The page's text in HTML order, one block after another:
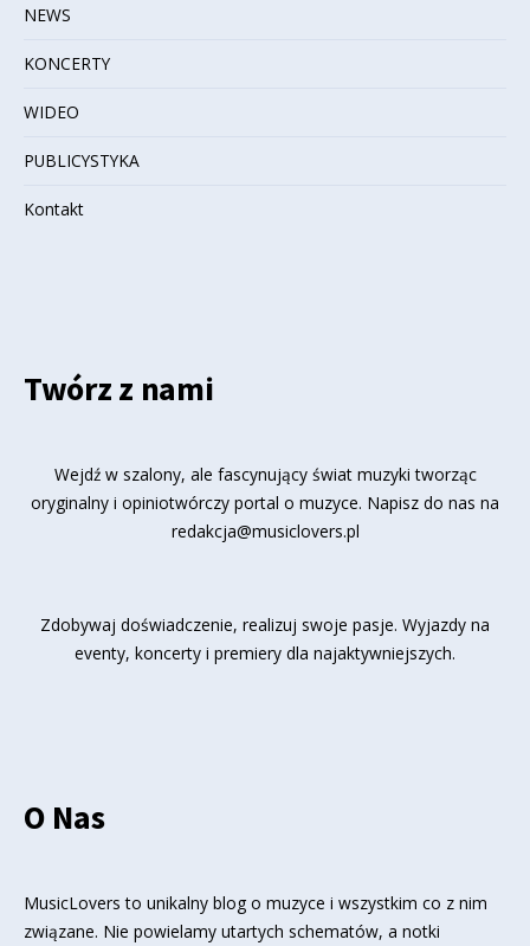
NEWS
KONCERTY
WIDEO
PUBLICYSTYKA
Kontakt
Twórz z nami
Wejdź w szalony, ale fascynujący świat muzyki tworząc
oryginalny i opiniotwórczy portal o muzyce. Napisz do nas na
redakcja@musiclovers.pl
Zdobywaj doświadczenie, realizuj swoje pasje. Wyjazdy na
eventy, koncerty i premiery dla najaktywniejszych.
O Nas
MusicLovers to unikalny blog o muzyce i wszystkim co z nim
związane. Nie powielamy utartych schematów, a notki